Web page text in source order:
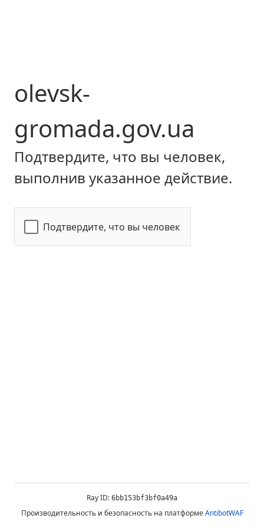
olevsk-
gromada.gov.ua
Подтвердите, что вы человек,
выполнив указанное действие.
Подтвердите, что вы человек
Ray ID: 6bb153bf3bf0a49a
Производительность и безопасность на платформеAntibotWAF